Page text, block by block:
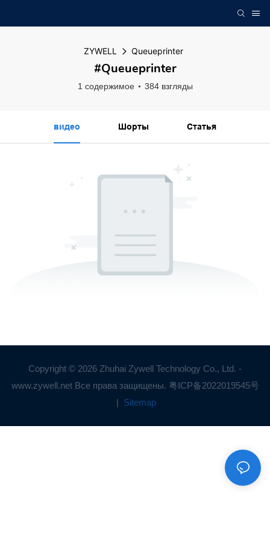
ZYWELL Queueprinter
#Queueprinter
1 содержимое 384 взгляды
видео Шорты Статья
Copyright © 2026 Zhuhai Zywell Technology Co., Ltd. -
www.zywell.net Все права защищены. 粤ICP备2022019545号
| Sitemap